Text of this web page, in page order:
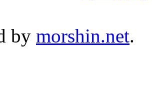
by morshin.net.